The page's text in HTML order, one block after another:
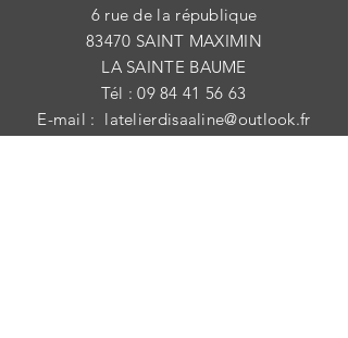
6 rue de la république
83470 SAINT MAXIMIN
LA SAINTE BAUME
Tél :09 84 41 56 63
E-mail : latelierdisaaline@outlook.fr